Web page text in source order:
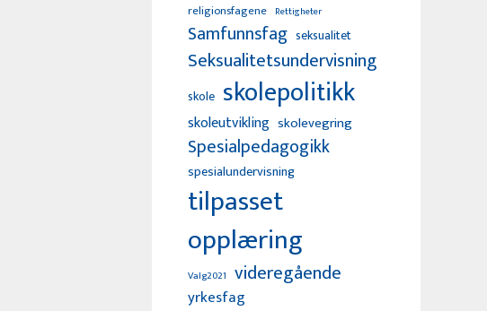
religionsfagene Rettigheter
Samfunnsfag seksualitet
Seksualitetsundervisning
skole skolepolitikk
skoleutvikling skolevegring
Spesialpedagogikk
spesialundervisning
tilpasset
opplæring
Valg2021 videregående
yrkesfag